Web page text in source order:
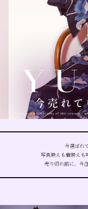
今選ばれ
写真映えも着映え
売り切れ前に、今